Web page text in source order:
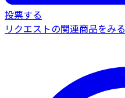
投票する
リクエストの関連商品をみる